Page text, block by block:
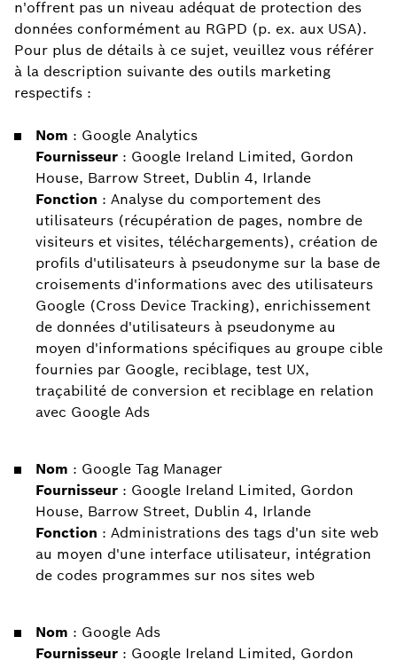
n'offrent pas un niveau adéquat de protection des
données conformément au RGPD (p. ex. aux USA).
Pour plus de détails à ce sujet, veuillez vous référer
à la description suivante des outils marketing
respectifs :
Nom : Google Analytics
Fournisseur : Google Ireland Limited, Gordon
House, Barrow Street, Dublin 4, Irlande
Fonction : Analyse du comportement des
utilisateurs (récupération de pages, nombre de
visiteurs et visites, téléchargements), création de
profils d'utilisateurs à pseudonyme sur la base de
croisements d'informations avec des utilisateurs
Google (Cross Device Tracking), enrichissement
de données d'utilisateurs à pseudonyme au
moyen d'informations spécifiques au groupe cible
fournies par Google, reciblage, test UX,
traçabilité de conversion et reciblage en relation
avec Google Ads
Nom : Google Tag Manager
Fournisseur : Google Ireland Limited, Gordon
House, Barrow Street, Dublin 4, Irlande
Fonction : Administrations des tags d'un site web
au moyen d'une interface utilisateur, intégration
de codes programmes sur nos sites web
Nom : Google Ads
Fournisseur : Google Ireland Limited, Gordon